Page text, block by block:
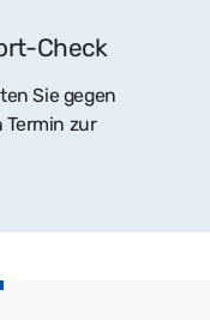
Check
Sie gegen
Termin zur